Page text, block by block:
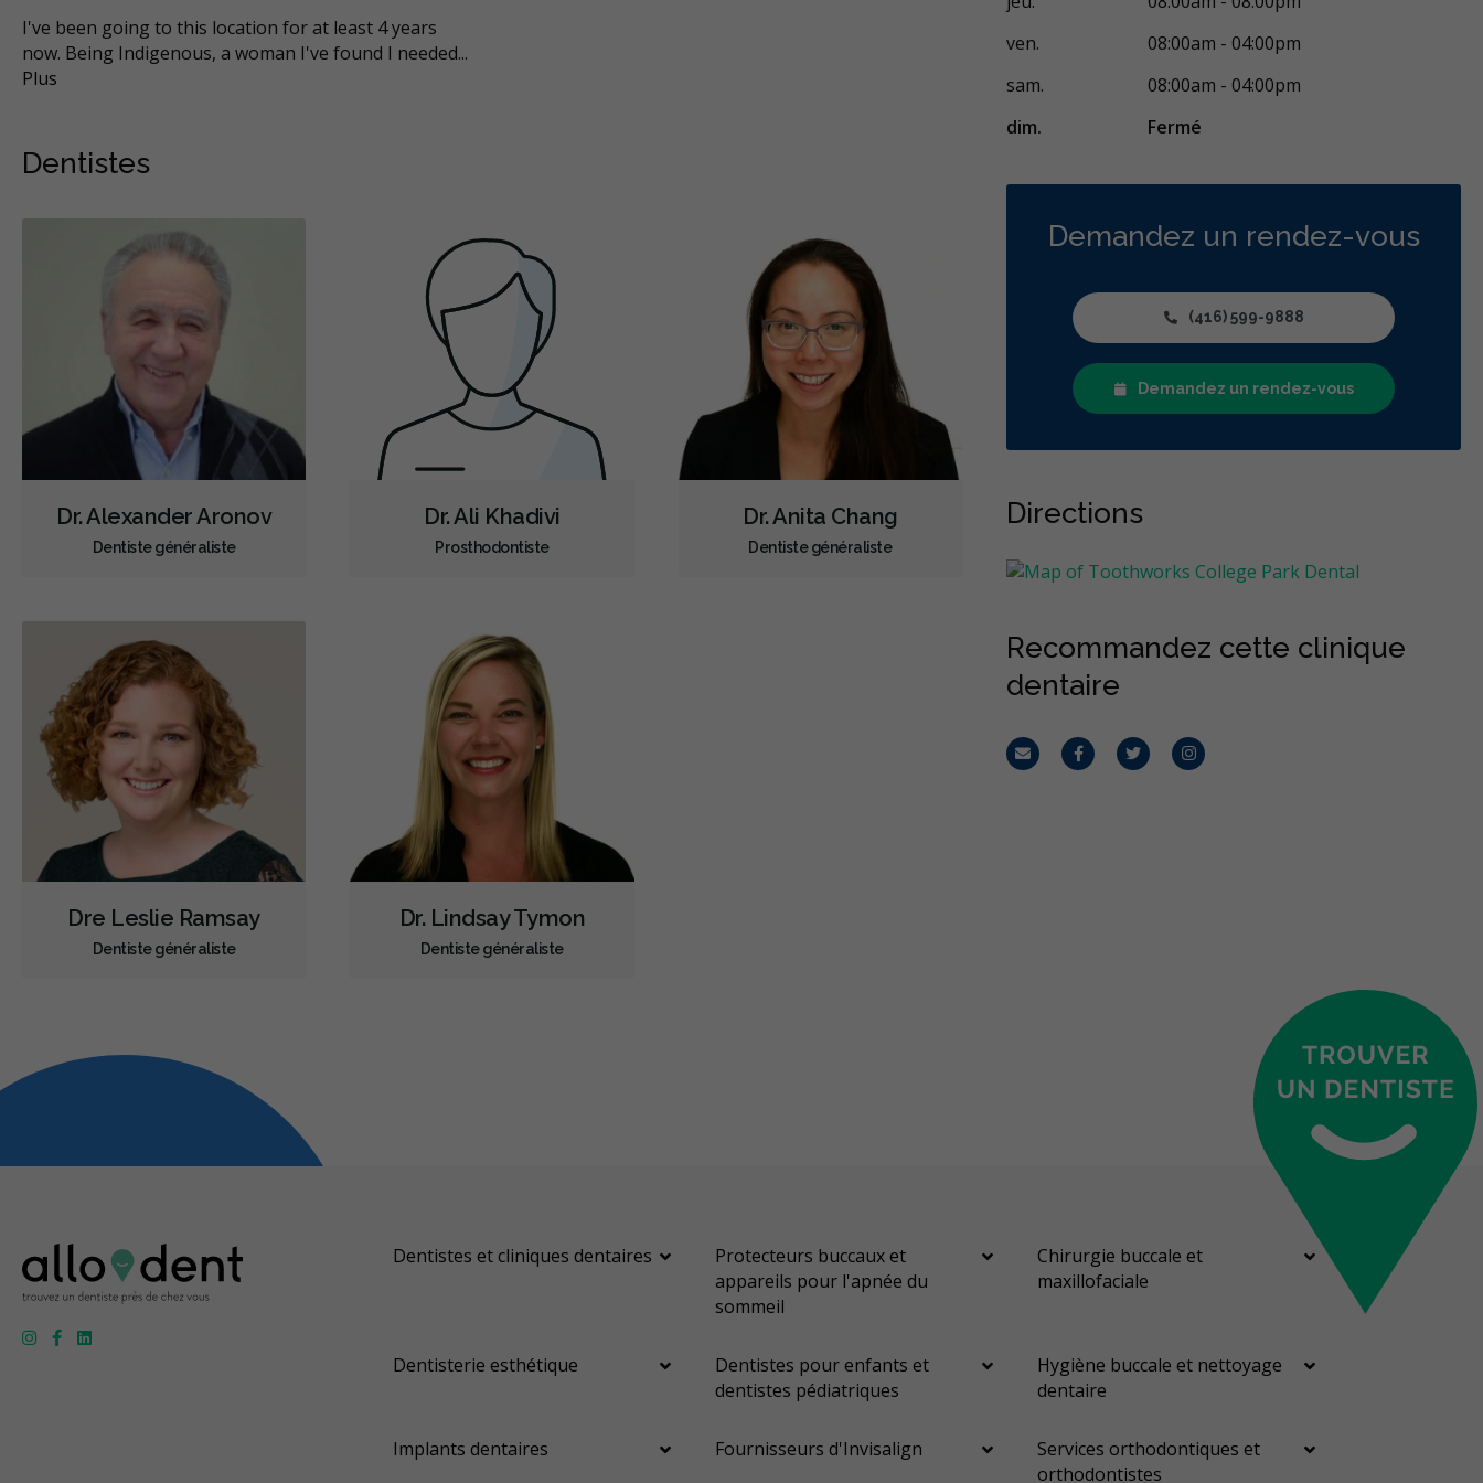
I've been going to this location for at least 4 years
now. Being Indigenous, a woman I've found I needed...
Plus
Urgence durant les heures de clinique
Urgence - soir
Urgence - Fins de semaine
Traitement de canal
Traitement de la fracture de la racine
Greffe osseuse
Extractions de dents et de dents de sagesse
Traitement des maladies des gencives - chirurgical
Aligneurs transparents
Invisalign
Appareil orthodontique
Prévention des maladies des gencives
Examens buccaux
Ponts
Botox - Thérapeutique
Sédation - orale
Diagnostique
Réparateur
Dentistes
Dr. Alexander Aronov
Dentiste généraliste
Dr. Ali Khadivi
Prosthodontiste
Dr. Anita Chang
Dentiste généraliste
Dre Leslie Ramsay
Dentiste généraliste
Dr. Lindsay Tymon
Dentiste généraliste
ven.
08:00am - 04:00pm
sam.
08:00am - 04:00pm
dim.
Fermé
Demandez un rendez-vous
(416) 599-9888
Demandez un rendez-vous
Directions
Recommandez cette clinique
dentaire
CourrielFacebookTwitterInstagram
Dentistes et cliniques dentaires
Protecteurs buccaux et
appareils pour l'apnée du
sommeil
Chirurgie buccale et
maxillofaciale
Dentisterie esthétique
Dentistes pour enfants et
dentistes pédiatriques
Hygiène buccale et nettoyage
dentaire
Implants dentaires Fournisseurs d'Invisalign
Services orthodontiques et
orthodontistes